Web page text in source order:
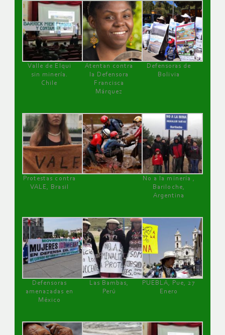
Valle de Elqui
sin minería.
Chile
Atentan contra
la Defensora
Francisca
Márquez
Defensoras de
Bolivia
Protestas contra
VALE, Brasil
No a la minería ,
Bariloche,
Argentina
Defensoras
amenazadas en
México
Las Bambas,
Perú
PUEBLA, Pue, 27
Enero